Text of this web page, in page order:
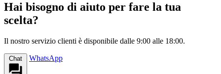
Hai bisogno di aiuto per fare la tua
scelta?
Il nostro servizio clienti è disponibile dalle 9:00 alle 18:00.
Chat WhatsApp